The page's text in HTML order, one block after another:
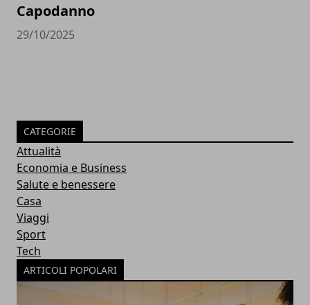
Capodanno
29/10/2025
CATEGORIE
Attualità
Economia e Business
Salute e benessere
Casa
Viaggi
Sport
Tech
ARTICOLI POPOLARI